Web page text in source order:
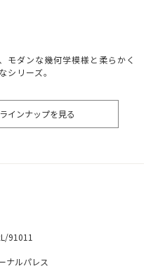
モダンな幾何学模様と柔らかく
シリーズ。
インナップを見る
91011
ナルパレス